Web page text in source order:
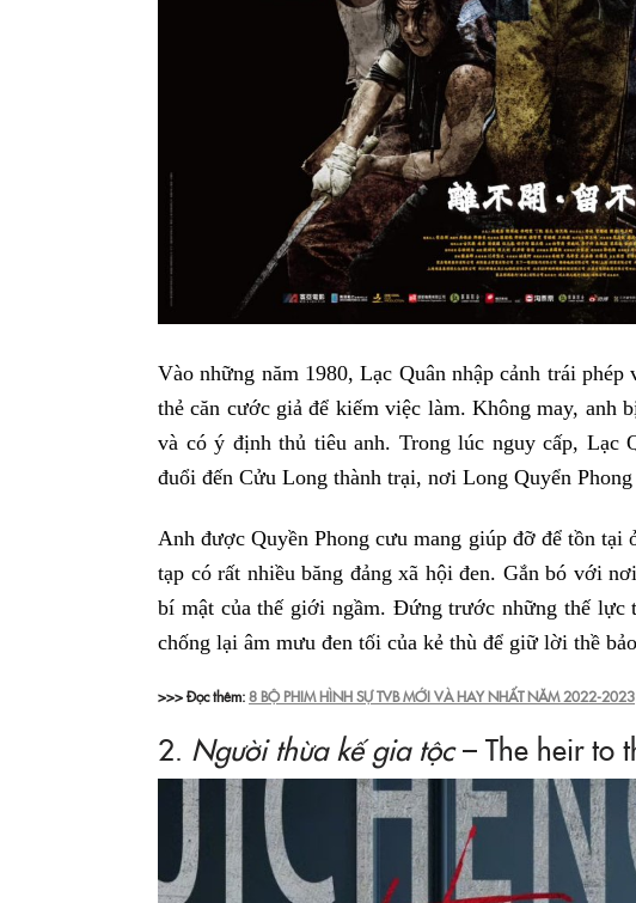
Vào những năm 1980, Lạc Quân nhập cảnh trái
thẻ căn cước giả để kiếm việc làm. Không may, anh
và có ý định thủ tiêu anh. Trong lúc nguy cấp, Lạc
đuổi đến Cửu Long thành trại, nơi Long Quyển
Anh được Quyền Phong cưu mang giúp đỡ để tồn
tạp có rất nhiều băng đảng xã hội đen. Gắn bó với
bí mật của thế giới ngầm. Đứng trước những thế lực
chống lại âm mưu đen tối của kẻ thù để giữ lời thề
>>> Đọc thêm:8 BỘ PHIM HÌNH SỰ TVB MỚI VÀ HAY NHẤT NĂM 2022-2023
2. Người thừa kế gia tộc– The heir to